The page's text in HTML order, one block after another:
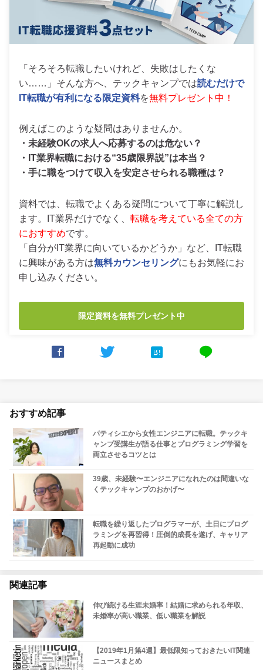
「そろそろ転職したいけれど、失敗はしたくな
い……」そんな方へ、テックキャンプでは読むだけで
IT転職が有利になる限定資料を無料プレゼント中！
例えばこのような疑問はありませんか。
・未経験OKの求人へ応募するのは危ない？
・IT業界転職における“35歳限界説”は本当？
・手に職をつけて収入を安定させられる職種は？
資料では、転職でよくある疑問について丁寧に解説し
ます。IT業界だけでなく、 転職を考えている全ての方
におすすめです。
「自分がIT業界に向いているかどうか」など、IT転職
に興味がある方は無料カウンセリングにもお気軽にお
申し込みください。
限定資料を無料プレゼント中
   line
おすすめ記事
パティシエから女性エンジニアに転職。テックキ
ャンプ受講生が語る仕事とプログラミング学習を
両立させるコツとは
39歳、未経験〜エンジニアになれたのは間違いな
くテックキャンプのおかげ〜
転職を繰り返したプログラマーが、土日にプログ
ラミングを再習得！圧倒的成長を遂げ、キャリア
再起動に成功
関連記事
伸び続ける生涯未婚率！結婚に求められる年収、
未婚率が高い職業、低い職業を解説
【2019年1月第4週】最低限知っておきたいIT関連
ニュースまとめ